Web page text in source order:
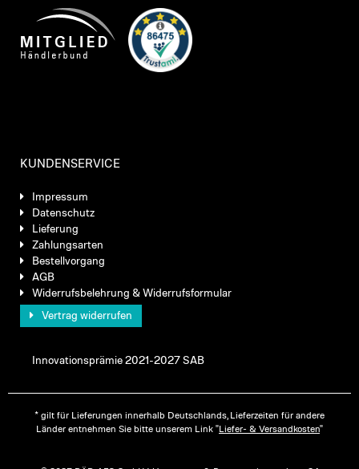
KUNDENSERVICE
Impressum
Datenschutz
Lieferung
Zahlungsarten
Bestellvorgang
AGB
Widerrufsbelehrung & Widerrufsformular
Vertrag widerrufen
Innovationsprämie 2021-2027 SAB
* gilt für Lieferungen innerhalb Deutschlands, Lieferzeiten für andere
Länder entnehmen Sie bitte unserem Link "Liefer- & Versandkosten"